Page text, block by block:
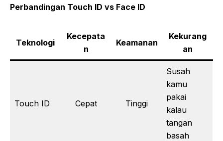
Perbandingan Touch ID vs Face ID
Teknologi
Kecepata
n
Keamanan
Kekurang
an
Touch ID Cepat Tinggi
Susah
kamu
pakai
kalau
tangan
basah